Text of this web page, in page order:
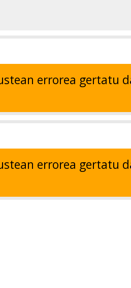
errorea gertatu
errorea gertatu